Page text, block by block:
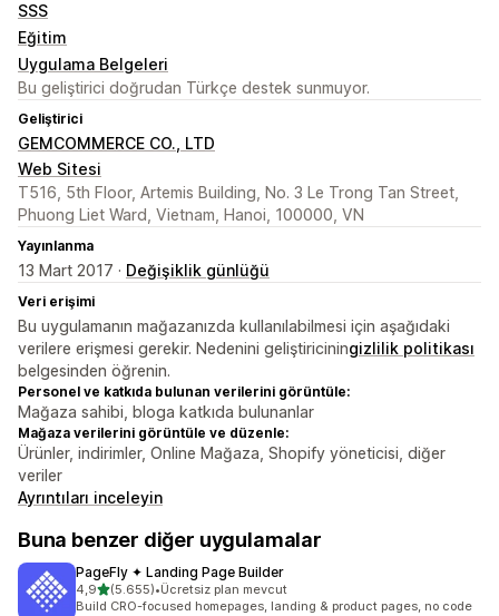
SSS
Eğitim
Uygulama Belgeleri
Bu geliştirici doğrudan Türkçe destek sunmuyor.
Geliştirici
GEMCOMMERCE CO., LTD
Web Sitesi
T516, 5th Floor, Artemis Building, No. 3 Le Trong Tan Street,
Phuong Liet Ward, Vietnam, Hanoi, 100000, VN
Yayınlanma
13 Mart 2017 · Değişiklik günlüğü
Veri erişimi
Bu uygulamanın mağazanızda kullanılabilmesi için aşağıdaki
verilere erişmesi gerekir. Nedenini geliştiriciningizlilik politikası
belgesinden öğrenin.
Personel ve katkıda bulunan verilerini görüntüle:
Mağaza sahibi, bloga katkıda bulunanlar
Mağaza verilerini görüntüle ve düzenle:
Ürünler, indirimler, Online Mağaza, Shopify yöneticisi, diğer
veriler
Ayrıntıları inceleyin
Buna benzer diğer uygulamalar
PageFly ✦ Landing Page Builder
4,95 yıldız üzerinden
(5.655)
toplam 5655 değerlendirme
•Ücretsiz plan mevcut
Build CRO-focused homepages, landing & product pages, no code